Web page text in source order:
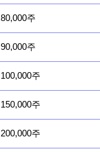
80,000주
90,000주
100,000주
150,000주
200,000주